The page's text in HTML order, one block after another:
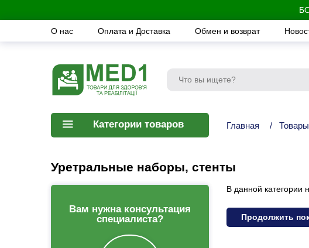
О нас Оплата и Доставка Обмен и возврат
Категории товаров Главная /
Уретральные наборы, стенты
Вам нужна консультация
специалиста?
В данной категории
Продолжить